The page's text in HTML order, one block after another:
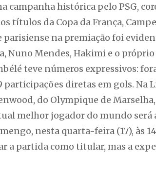
campanha histórica pelo PSG,
títulos da Copa da França,
parisiense na premiação foi
Mendes, Hakimi e o próprio
teve números expressivos:
diretas em gols. Na
do Olympique de Marselha,
melhor jogador do mundo será
nesta quarta-feira (17), às
a partida como titular, mas a